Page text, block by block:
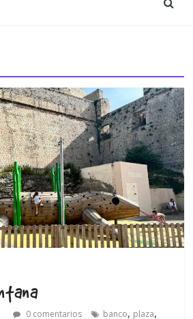
0 comentarios banco, plaza,